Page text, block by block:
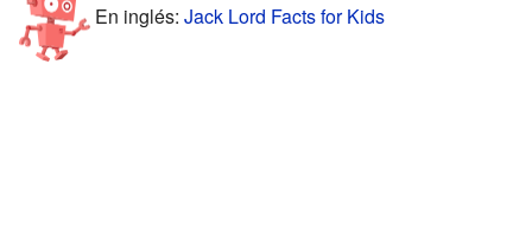
En inglés: Jack Lord Facts for Kids